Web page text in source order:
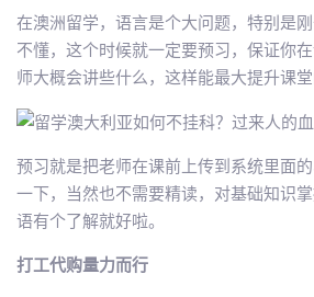
在澳洲留学，语言是个大问题，特别是
不懂，这个时候就一定要预习，保证你
师大概会讲些什么，这样能最大提升课堂
预习就是把老师在课前上传到系统里面
一下，当然也不需要精读，对基础知识
语有个了解就好啦。
打工代购量力而行